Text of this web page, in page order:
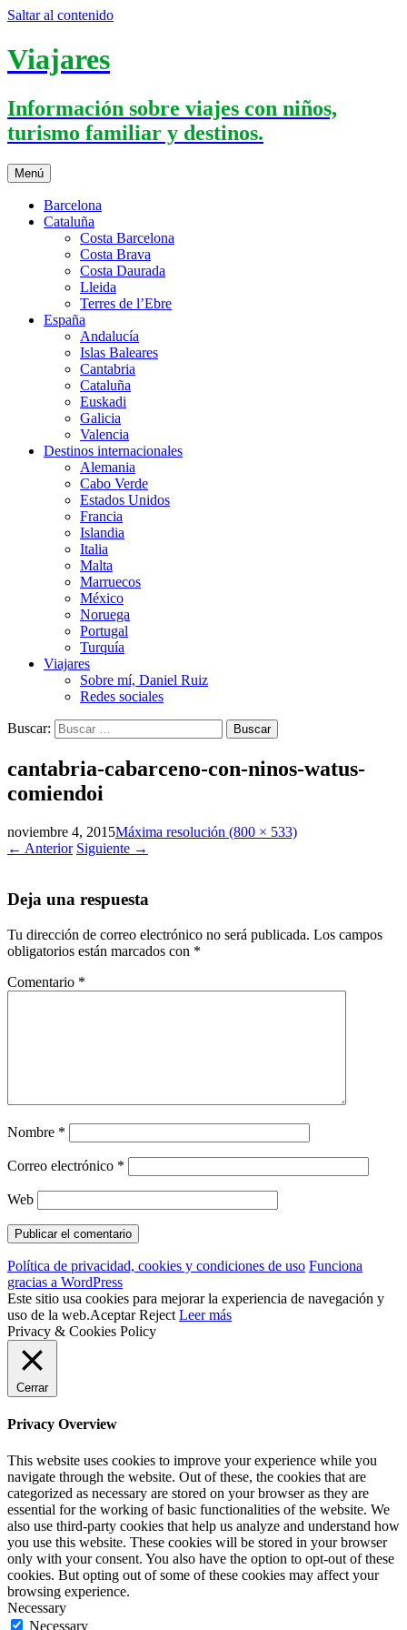
Saltar al contenido
Viajares
Información sobre viajes con niños,
turismo familiar y destinos.
Menú
Barcelona
Cataluña
Costa Barcelona
Costa Brava
Costa Daurada
Lleida
Terres de l’Ebre
España
Andalucía
Islas Baleares
Cantabria
Cataluña
Euskadi
Galicia
Valencia
Destinos internacionales
Alemania
Cabo Verde
Estados Unidos
Francia
Islandia
Italia
Malta
Marruecos
México
Noruega
Portugal
Turquía
Viajares
Sobre mí, Daniel Ruiz
Redes sociales
Buscar:
cantabria-cabarceno-con-ninos-watus-
comiendoi
noviembre 4, 2015Máxima resolución (800 × 533)
← Anterior Siguiente →
Deja una respuesta
Tu dirección de correo electrónico no será publicada. Los campos
obligatorios están marcados con *
Comentario *
Nombre *
Correo electrónico *
Web
Política de privacidad, cookies y condiciones de uso Funciona
gracias a WordPress
Este sitio usa cookies para mejorar la experiencia de navegación y
uso de la web.Aceptar Reject Leer más
Privacy & Cookies Policy
Cerrar
Privacy Overview
This website uses cookies to improve your experience while you
navigate through the website. Out of these, the cookies that are
categorized as necessary are stored on your browser as they are
essential for the working of basic functionalities of the website. We
also use third-party cookies that help us analyze and understand how
you use this website. These cookies will be stored in your browser
only with your consent. You also have the option to opt-out of these
cookies. But opting out of some of these cookies may affect your
browsing experience.
Necessary
Necessary